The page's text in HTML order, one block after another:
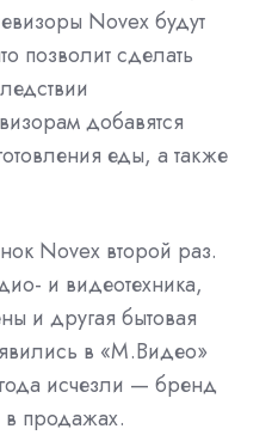
Novex будут
позволит сделать
добавятся
еды, а также
Novex второй раз.
и видеотехника,
и другая бытовая
в «М.Видео»
исчезли — бренд
в продажах.